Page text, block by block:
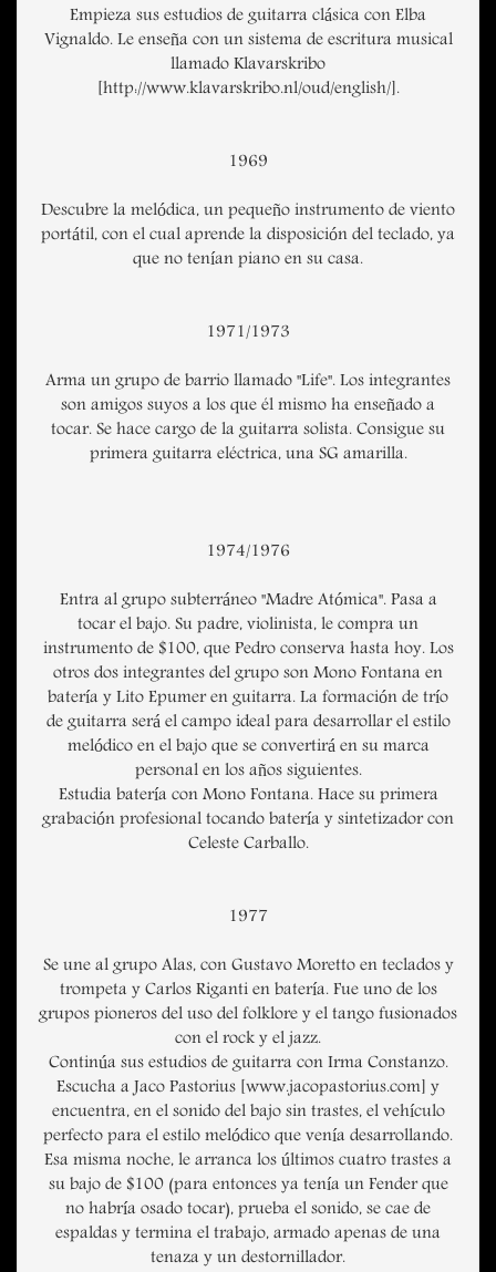
Empieza sus estudios de guitarra clásica con Elba
Vignaldo. Le enseña con un sistema de escritura musical
llamado Klavarskribo
[http://www.klavarskribo.nl/oud/english/].
1969
Descubre la melódica, un pequeño instrumento de viento
portátil, con el cual aprende la disposición del teclado, ya
que no tenían piano en su casa.
1971/1973
Arma un grupo de barrio llamado "Life". Los integrantes
son amigos suyos a los que él mismo ha enseñado a
tocar. Se hace cargo de la guitarra solista. Consigue su
primera guitarra eléctrica, una SG amarilla.
1974/1976
Entra al grupo subterráneo "Madre Atómica". Pasa a
tocar el bajo. Su padre, violinista, le compra un
instrumento de $100, que Pedro conserva hasta hoy. Los
otros dos integrantes del grupo son Mono Fontana en
batería y Lito Epumer en guitarra. La formación de trío
de guitarra será el campo ideal para desarrollar el estilo
melódico en el bajo que se convertirá en su marca
personal en los años siguientes.
Estudia batería con Mono Fontana. Hace su primera
grabación profesional tocando batería y sintetizador con
Celeste Carballo.
1977
Se une al grupo Alas, con Gustavo Moretto en teclados y
trompeta y Carlos Riganti en batería. Fue uno de los
grupos pioneros del uso del folklore y el tango fusionados
con el rock y el jazz.
Continúa sus estudios de guitarra con Irma Constanzo.
Escucha a Jaco Pastorius [www.jacopastorius.com] y
encuentra, en el sonido del bajo sin trastes, el vehículo
perfecto para el estilo melódico que venía desarrollando.
Esa misma noche, le arranca los últimos cuatro trastes a
su bajo de $100 (para entonces ya tenía un Fender que
no habría osado tocar), prueba el sonido, se cae de
espaldas y termina el trabajo, armado apenas de una
tenaza y un destornillador.